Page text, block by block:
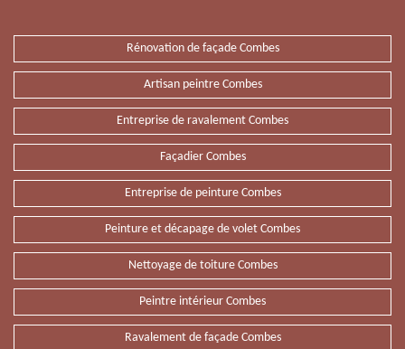
Rénovation de façade Combes
Artisan peintre Combes
Entreprise de ravalement Combes
Façadier Combes
Entreprise de peinture Combes
Peinture et décapage de volet Combes
Nettoyage de toiture Combes
Peintre intérieur Combes
Ravalement de façade Combes